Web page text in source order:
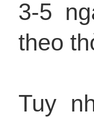
3-5
theo
Tuy